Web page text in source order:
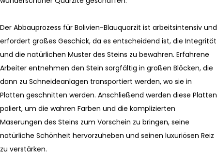
Der Abbauprozess für Bolivien-Blauquarzit ist arbeitsintensiv und
erfordert großes Geschick, da es entscheidend ist, die Integrität
und die natürlichen Muster des Steins zu bewahren. Erfahrene
Arbeiter entnehmen den Stein sorgfältig in großen Blöcken, die
dann zu Schneideanlagen transportiert werden, wo sie in
Platten geschnitten werden. Anschließend werden diese Platten
poliert, um die wahren Farben und die komplizierten
Maserungen des Steins zum Vorschein zu bringen, seine
natürliche Schönheit hervorzuheben und seinen luxuriösen Reiz
zu verstärken.